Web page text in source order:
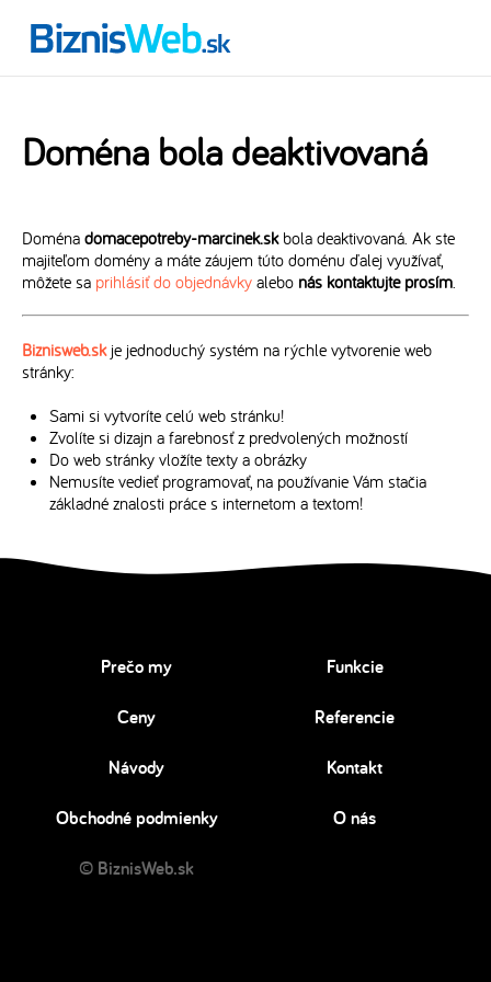
Doména bola deaktivovaná
Doména domacepotreby-marcinek.skbola deaktivovaná. Ak ste
majiteľom domény a máte záujem túto doménu ďalej využívať,
môžete sa prihlásiť do objednávky alebo nás kontaktujte prosím.
Biznisweb.skje jednoduchý systém na rýchle vytvorenie web
stránky:
Sami si vytvoríte celú web stránku!
Zvolíte si dizajn a farebnosť z predvolených možností
Do web stránky vložíte texty a obrázky
Nemusíte vedieť programovať, na používanie Vám stačia
základné znalosti práce s internetom a textom!
Prečo my Funkcie
Ceny Referencie
Návody Kontakt
Obchodné podmienky O nás
© BiznisWeb.sk